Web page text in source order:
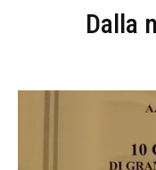
Dalla